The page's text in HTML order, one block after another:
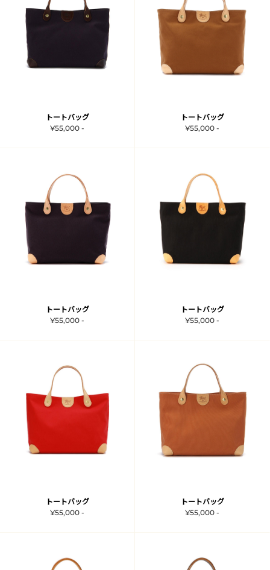
トートバッグ
¥55,000 -
トートバッグ
¥55,000 -
トートバッグ
¥55,000 -
トートバッグ
¥55,000 -
トートバッグ
¥55,000 -
トートバッグ
¥55,000 -